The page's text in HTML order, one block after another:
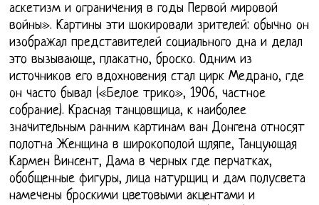
аскетизм и ограничения в годы Первой мировой
войны». Картины эти шокировали зрителей: обычно он
изображал представителей социального дна и делал
это вызывающе, плакатно, броско. Одним из
источников его вдохновения стал цирк Медрано, где
он часто бывал («Белое трико», 1906, частное
собрание). Красная танцовщица, к наиболее
значительным ранним картинам ван Донгена относят
полотна Женщина в широкополой шляпе, Танцующая
Кармен Винсент, Дама в черных где перчатках,
обобщенные фигуры, лица натурщиц и дам полусвета
намечены броскими цветовыми акцентами и